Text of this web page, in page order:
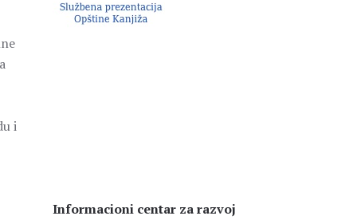
i
Informacioni centar za razvoj